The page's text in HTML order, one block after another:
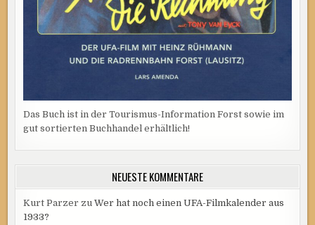
Das Buch ist in der Tourismus-Information Forst sowie im
gut sortierten Buchhandel erhältlich!
NEUESTE KOMMENTARE
Kurt Parzer zuWer hat noch einen UFA-Filmkalender aus
1933?